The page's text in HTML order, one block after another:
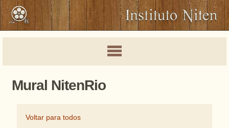
Mural NitenRio
Voltar para todos